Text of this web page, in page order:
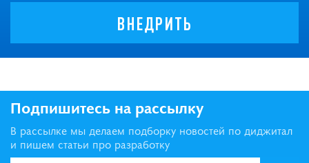
ВНЕДРИТЬ
Подпишитесь на рассылку
В рассылке мы делаем подборку новостей по диджитал
и пишем статьи про разработку